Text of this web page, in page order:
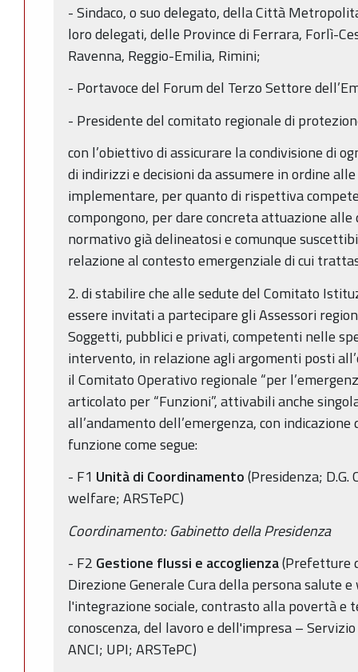
- Sindaco, o suo delegato, della Città
loro delegati, delle Province di Ferrara, Forlì-
Ravenna, Reggio-Emilia, Rimini;
- Portavoce del Forum del Terzo Settore
- Presidente del comitato regionale di
con l’obiettivo di assicurare la condivisione di
di indirizzi e decisioni da assumere in ordine
implementare, per quanto di rispettiva
compongono, per dare concreta attuazione
normativo già delineatosi e comunque
relazione al contesto emergenziale di cui
2. di stabilire che alle sedute del Comitato
essere invitati a partecipare gli Assessori
Soggetti, pubblici e privati, competenti nelle
intervento, in relazione agli argomenti posti
il Comitato Operativo regionale “per
articolato per “Funzioni”, attivabili anche
all’andamento dell’emergenza, con
funzione come segue:
- F1 Unità di Coordinamento(Presidenza;
welfare; ARSTePC)
Coordinamento: Gabinetto della Presidenza
- F2 Gestione flussi e accoglienza(Prefetture
Direzione Generale Cura della persona salute
l'integrazione sociale, contrasto alla povertà e
conoscenza, del lavoro e dell'impresa –
ANCI; UPI; ARSTePC)